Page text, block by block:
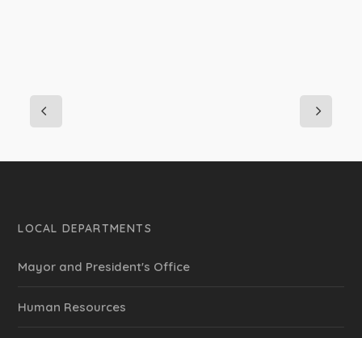
LOCAL DEPARTMENTS
Mayor and President's Office
Human Resources